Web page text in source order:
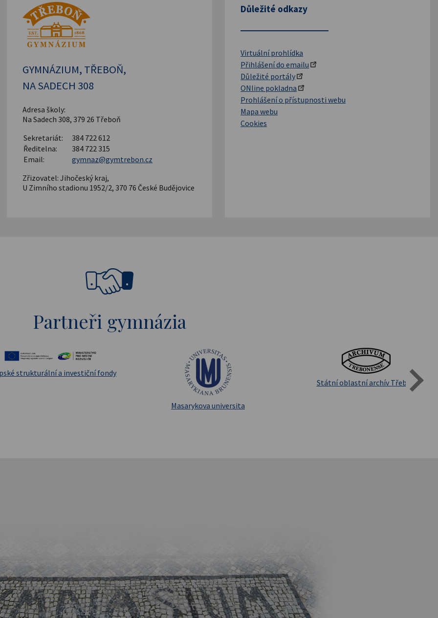
GYMNÁZIUM, TŘEBOŇ,
NA SADECH 308
Adresa školy:
Na Sadech 308, 379 26 Třeboň
Sekretariát:
384 722 612
Ředitelna:
384 722 315
Email:
gymnaz@gymtrebon.cz
Zřizovatel: Jihočeský kraj,
U Zimního stadionu 1952/2, 370 76 České Budějovice
Důležité odkazy
Virtuální prohlídka
Přihlášení do emailu
Důležité portály
ONline pokladna
Prohlášení o přístupnosti webu
Mapa webu
Cookies
Partneři gymnázia
strukturální a investiční fondy
Masarykova universita
Státní oblastní archív Třeboň